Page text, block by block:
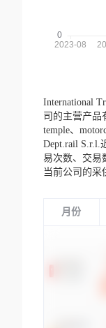
International
司的主营产品
temple、
Dept.rail S.r.l.
易次数、交易
当前公司的采
月份